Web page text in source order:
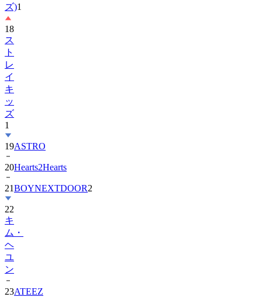
ズ)1
18
ス
ト
レ
イ
キ
ッ
ズ
1
19ASTRO
20Hearts2Hearts
21BOYNEXTDOOR2
22
キ
ム・
ヘ
ユ
ン
23ATEEZ